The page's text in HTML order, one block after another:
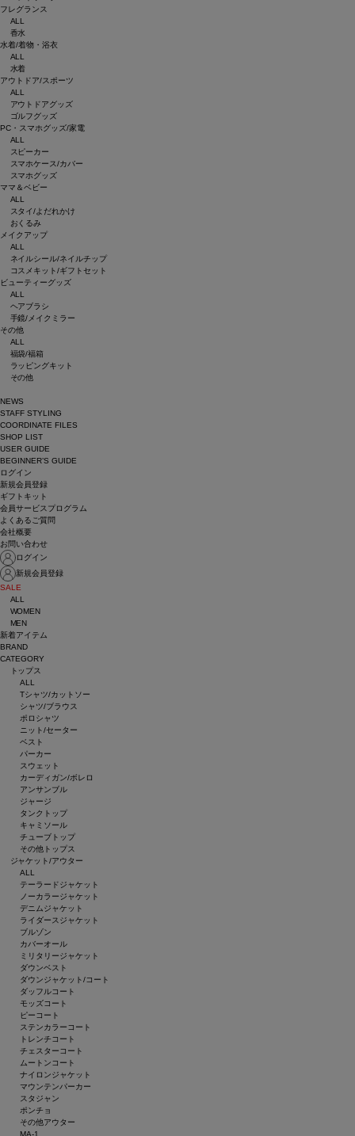
フレグランス
ALL
香水
水着/着物・浴衣
ALL
水着
アウトドア/スポーツ
ALL
アウトドアグッズ
ゴルフグッズ
PC・スマホグッズ/家電
ALL
スピーカー
スマホケース/カバー
スマホグッズ
ママ＆ベビー
ALL
スタイ/よだれかけ
おくるみ
メイクアップ
ALL
ネイルシール/ネイルチップ
コスメキット/ギフトセット
ビューティーグッズ
ALL
ヘアブラシ
手鏡/メイクミラー
その他
ALL
福袋/福箱
ラッピングキット
その他
NEWS
STAFF STYLING
COORDINATE FILES
SHOP LIST
USER GUIDE
BEGINNER’S GUIDE
ログイン
新規会員登録
ギフトキット
会員サービスプログラム
よくあるご質問
会社概要
お問い合わせ
ログイン
新規会員登録
SALE
ALL
WOMEN
MEN
新着アイテム
BRAND
CATEGORY
トップス
ALL
Tシャツ/カットソー
シャツ/ブラウス
ポロシャツ
ニット/セーター
ベスト
パーカー
スウェット
カーディガン/ボレロ
アンサンブル
ジャージ
タンクトップ
キャミソール
チューブトップ
その他トップス
ジャケット/アウター
ALL
テーラードジャケット
ノーカラージャケット
デニムジャケット
ライダースジャケット
ブルゾン
カバーオール
ミリタリージャケット
ダウンベスト
ダウンジャケット/コート
ダッフルコート
モッズコート
ピーコート
ステンカラーコート
トレンチコート
チェスターコート
ムートンコート
ナイロンジャケット
マウンテンパーカー
スタジャン
ポンチョ
その他アウター
MA-1